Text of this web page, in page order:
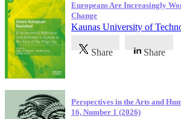
Europeans Are Increasingly
Change
Kaunas University of
Share Share
Perspectives in the Arts and
16, Number 1 (2026)